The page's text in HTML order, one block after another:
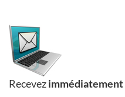
Recevezimmédiatement